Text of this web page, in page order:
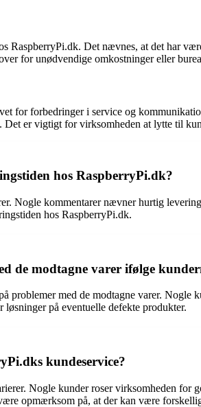
RaspberryPi.dk. Det nævnes, at det har
for unødvendige omkostninger eller
for forbedringer i service og
er vigtigt for virksomheden at lytte til
hos RaspberryPi.dk?
Nogle kommentarer nævner hurtig
hos RaspberryPi.dk.
de modtagne varer ifølge
problemer med de modtagne varer.
på eventuelle defekte produkter.
kundeservice?
Nogle kunder roser virksomheden for
opmærksom på, at der kan være